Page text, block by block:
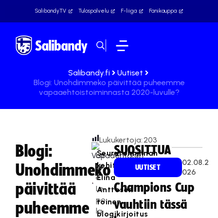
SalibandyTV Tulospalvelu F-liiga Fanikauppa
Salibandy.fi
Uutiset
Blogi: Unohdimmeko päivittää puheemme
vapaaehtoistoiminnasta 2020-luvulle?
Blogi:
Unohdimmeko
päivittää
puheemme
La
ss
e
Le
po
la
Lukukertoja:203
Seuratoiminnan
kehittäjä
Elina
Anttosen
toinen
blogikirjoitus
SUOSITTUA
UUTISET
02.08.2
026
Champions Cup
vauhtiin tässä